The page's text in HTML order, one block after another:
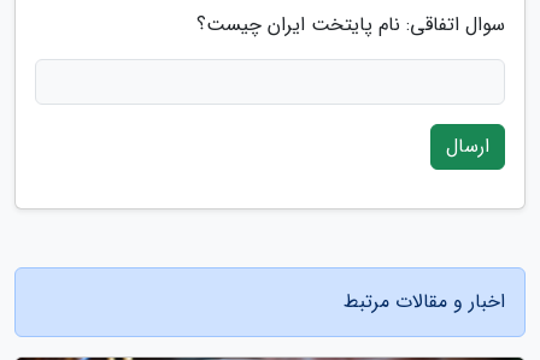
سوال اتفاقی: نام پایتخت ایران چیست؟
ارسال
اخبار و مقالات مرتبط